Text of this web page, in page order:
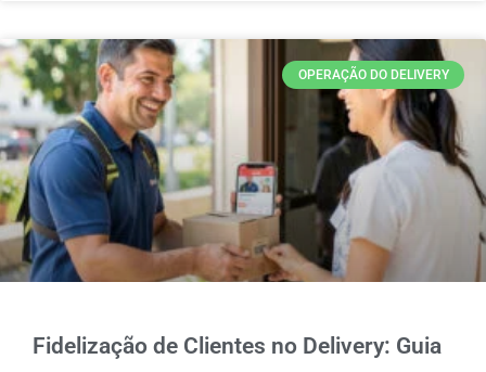
OPERAÇÃO DO DELIVERY
Fidelização de Clientes no Delivery: Guia